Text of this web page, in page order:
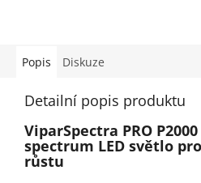
Popis Diskuze
Detailní popis produktu
ViparSpectra PRO
spectrum LED světlo
růstu